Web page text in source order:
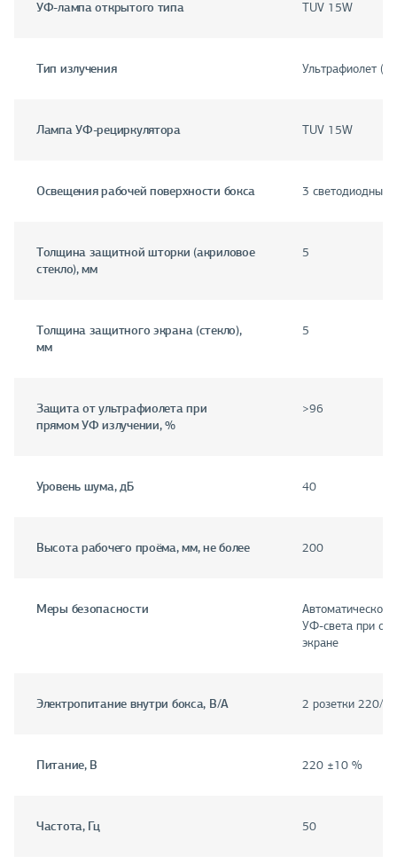
УФ-лампа открытого типа TUV 15W
Тип излучения Ультрафиолет (λ
Лампа УФ-рециркулятора TUV 15W
Освещения рабочей поверхности бокса 3
Толщина защитной шторки (акриловое
стекло), мм
5
Толщина защитного экрана (стекло),
мм
5
Защита от ультрафиолета при
прямом УФ излучении, %
>96
Уровень шума, дБ 40
Высота рабочего проёма, мм, не более 200
Меры безопасности
Автоматическое
УФ-света при
экране
Электропитание внутри бокса, В/А 2 розетки 220/10
Питание, В 220 ±10 %
Частота, Гц 50